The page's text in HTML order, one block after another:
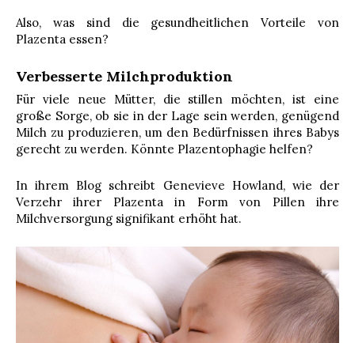
Also, was sind die gesundheitlichen Vorteile von
Plazenta essen?
Verbesserte Milchproduktion
Für viele neue Mütter, die stillen möchten, ist eine
große Sorge, ob sie in der Lage sein werden, genügend
Milch zu produzieren, um den Bedürfnissen ihres Babys
gerecht zu werden. Könnte Plazentophagie helfen?
In ihrem Blog schreibt Genevieve Howland, wie der
Verzehr ihrer Plazenta in Form von Pillen ihre
Milchversorgung signifikant erhöht hat.